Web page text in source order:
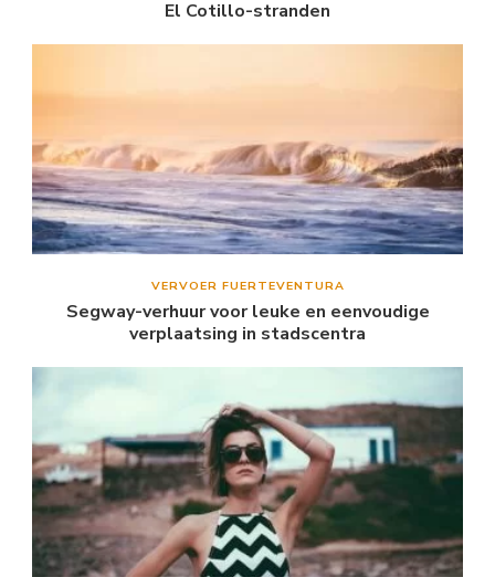
El Cotillo-stranden
VERVOER FUERTEVENTURA
Segway-verhuur voor leuke en eenvoudige
verplaatsing in stadscentra